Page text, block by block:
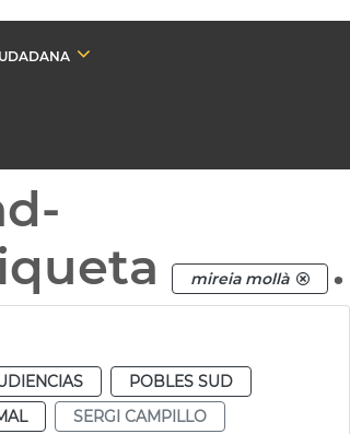
mireia mollà .
POBLES SUD
SERGI CAMPILLO